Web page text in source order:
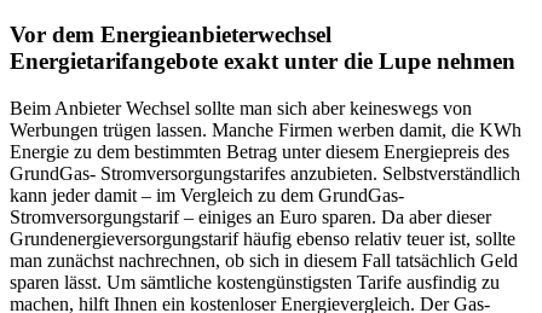
Vor dem Energieanbieterwechsel
Energietarifangebote exakt unter die Lupe nehmen
Beim Anbieter Wechsel sollte man sich aber keineswegs von
Werbungen trügen lassen. Manche Firmen werben damit, die KWh
Energie zu dem bestimmten Betrag unter diesem Energiepreis des
GrundGas- Stromversorgungstarifes anzubieten. Selbstverständlich
kann jeder damit – im Vergleich zu dem GrundGas-
Stromversorgungstarif – einiges an Euro sparen. Da aber dieser
Grundenergieversorgungstarif häufig ebenso relativ teuer ist, sollte
man zunächst nachrechnen, ob sich in diesem Fall tatsächlich Geld
sparen lässt. Um sämtliche kostengünstigsten Tarife ausfindig zu
machen, hilft Ihnen ein kostenloser Energievergleich. Der Gas-